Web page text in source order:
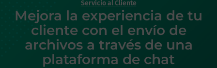
Servicio al Cliente
Mejora la experiencia de tu
cliente con el envío de
archivos a través de una
plataforma de chat